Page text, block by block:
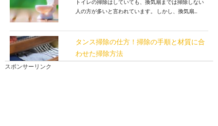
トイレの掃除はしていても、換気扇までは掃除しない
人の方が多いと言われています。 しかし、換気扇...
タンス掃除の仕方！掃除の手順と材質に合
わせた掃除方法
スポンサーリンク